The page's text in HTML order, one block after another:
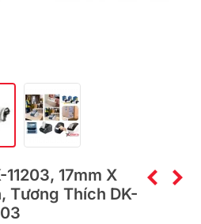
17mm X
Tương Thích DK-